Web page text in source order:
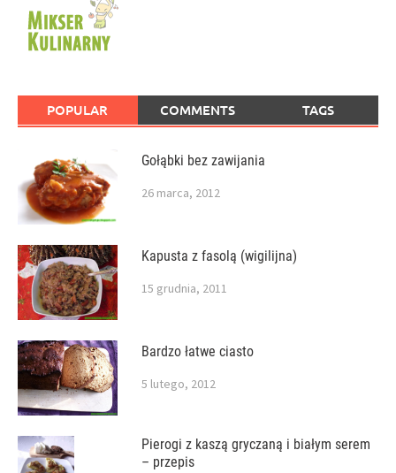
POPULAR COMMENTS TAGS
Gołąbki bez zawijania
26 marca, 2012
Kapusta z fasolą (wigilijna)
15 grudnia, 2011
Bardzo łatwe ciasto
5 lutego, 2012
Pierogi z kaszą gryczaną i białym serem
– przepis